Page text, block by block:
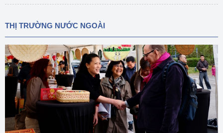
THỊ TRƯỜNG NƯỚC NGOÀI